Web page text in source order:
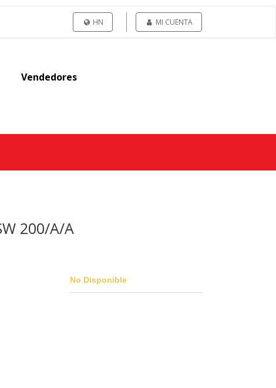
HN MI CUENTA
Vendedores
200/A/A
No Disponible